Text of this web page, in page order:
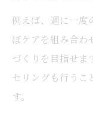
例えば、週に一度
ぼケアを組み合わ
づくりを目指せま
セリングも行うこ
す。